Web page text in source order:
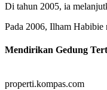
Di tahun 2005, ia
Pada 2006, Ilham
Mendirikan Gedung
properti.kompas.com